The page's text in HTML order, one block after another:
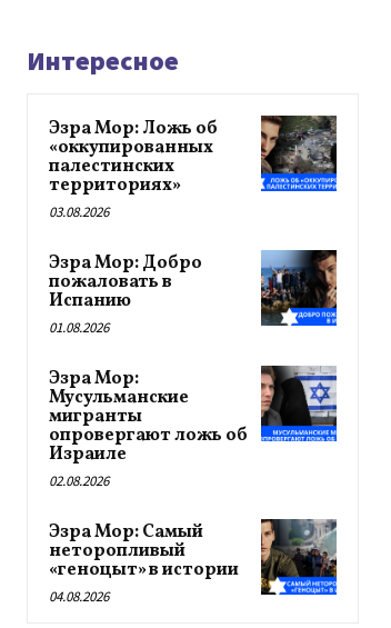
Интересное
Эзра Мор: Ложь об
«оккупированных
палестинских
территориях»
03.08.2026
Эзра Мор: Добро
пожаловать в
Испанию
01.08.2026
Эзра Мор:
Мусульманские
мигранты
опровергают ложь об
Израиле
02.08.2026
Эзра Мор: Самый
неторопливый
«геноцыт» в истории
04.08.2026